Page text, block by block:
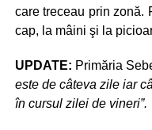
care treceau prin zonă.
cap, la mâini şi la
UPDATE: Primăria
este de câteva zile iar
în cursul zilei de vineri”.